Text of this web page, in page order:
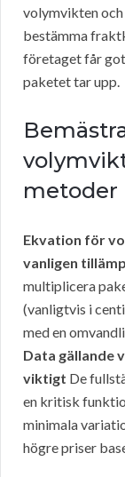
volymvikten
bestämma
företaget får
paketet tar upp.
metoder
Ekvation för
vanligen
multiplicera
(vanligtvis i
med en
Data gällande
viktigt De
en kritisk
minimala
högre priser